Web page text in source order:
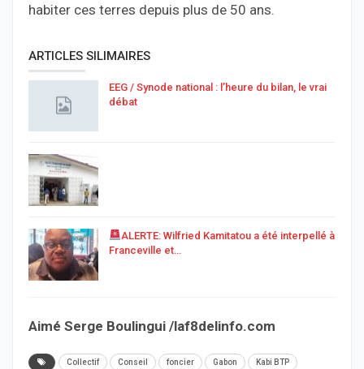
habiter ces terres depuis plus de 50 ans.
ARTICLES SILIMAIRES
EEG / Synode national : l’heure du bilan, le vrai
débat
ALERTE: Wilfried Kamitatou a été interpellé à
Franceville et…
Aimé Serge Boulingui /laf8delinfo.com
Collectif Conseil foncier Gabon Kabi BTP